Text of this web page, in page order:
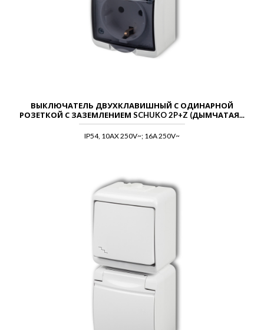
ВЫКЛЮЧАТЕЛЬ ДВУХКЛАВИШНЫЙ С ОДИНАРНОЙ
РОЗЕТКОЙ С ЗАЗЕМЛЕНИЕМ SCHUKO 2P+Z (ДЫМЧАТАЯ...
IP54, 10AX 250V~; 16A 250V~